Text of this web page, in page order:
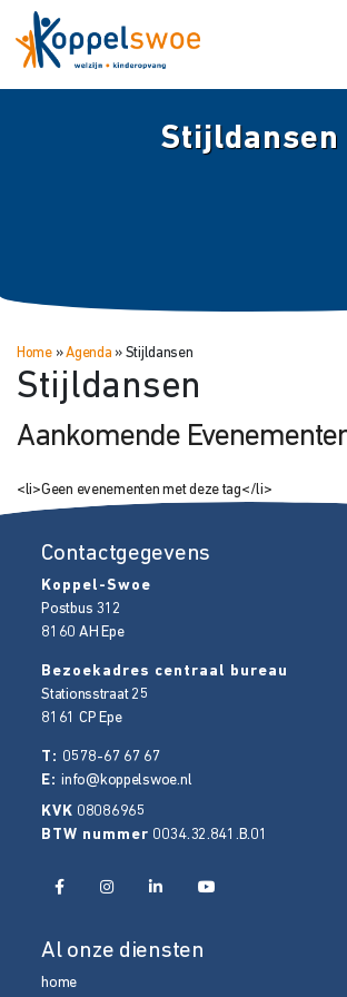
Stijldansen
Home»Agenda » Stijldansen
Stijldansen
Aankomende
<li>Geen evenementen met deze tag</li>
Contactgegevens
Koppel-Swoe
Postbus 312
8160 AH Epe
Bezoekadres centraal bureau
Stationsstraat 25
8161 CP Epe
T: 0578-67 67 67
E:info@koppelswoe.nl
KVK 08086965
BTW nummer 0034.32.841.B.01
Al onze diensten
home